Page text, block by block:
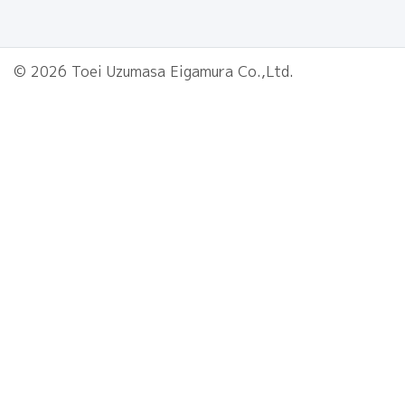
© 2026 Toei Uzumasa Eigamura Co.,Ltd.